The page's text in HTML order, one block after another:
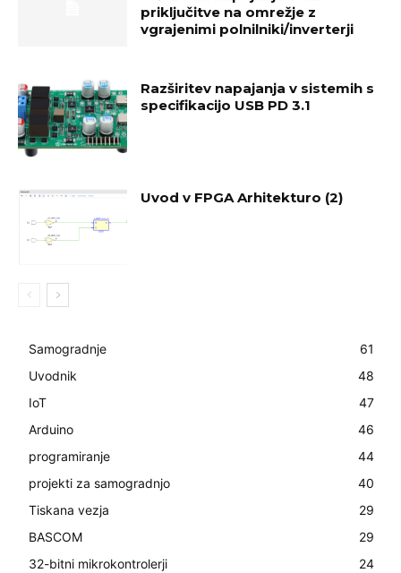
priključitve na omrežje z
vgrajenimi polnilniki/inverterji
Razširitev napajanja v sistemih s
specifikacijo USB PD 3.1
Uvod v FPGA Arhitekturo (2)
Samogradnje
61
Uvodnik
48
IoT
47
Arduino
46
programiranje
44
projekti za samogradnjo
40
Tiskana vezja
29
BASCOM
29
32-bitni mikrokontrolerji
24